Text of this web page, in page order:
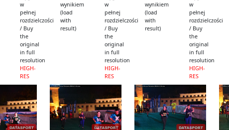
w
pełnej
rozdzielczości
/ Buy
the
original
in full
resolution
HIGH-
RES
wynikiem
(load
with
result)
w
pełnej
rozdzielczości
/ Buy
the
original
in full
resolution
HIGH-
RES
wynikiem
(load
with
result)
w
pełnej
rozdzielczości
/ Buy
the
original
in full
resolution
HIGH-
RES